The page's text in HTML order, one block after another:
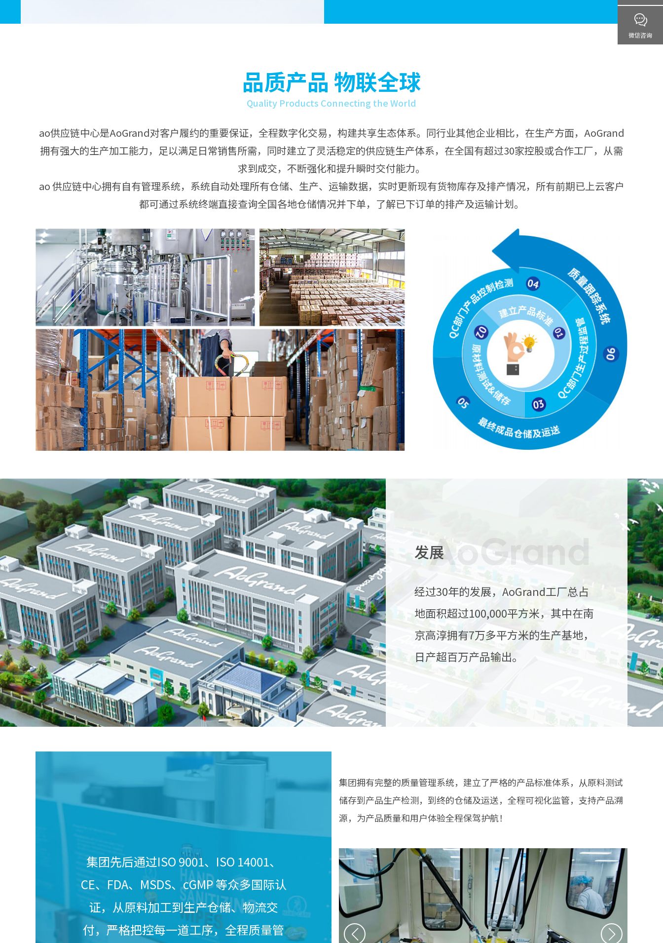
品质产品 物联全球
Quality Products Connecting the World
ao供应链中心是AoGrand对客户履约的重要保证，全程数字化交易，构建共享生态体系。同行业其他企业相比，在生产方面，AoGrand
拥有强大的生产加工能力，足以满足日常销售所需，同时建立了灵活稳定的供应链生产体系，在全国有超过30家控股或合作工厂，从需
求到成交，不断强化和提升瞬时交付能力。
ao 供应链中心拥有自有管理系统，系统自动处理所有仓储、生产、运输数据，实时更新现有货物库存及排产情况，所有前期已上云客户
都可通过系统终端直接查询全国各地仓储情况并下单，了解已下订单的排产及运输计划。
发展
经过30年的发展，AoGrand工厂总占
地面积超过100,000平方米，其中在南
京高淳拥有7万多平方米的生产基地，
日产超百万产品输出。
集团先后通过ISO 9001、ISO 14001、
CE、FDA、MSDS、cGMP 等众多国际认
证，从原料加工到生产仓储、物流交
付，严格把控每一道工序，全程质量管
集团拥有完整的质量管理系统，建立了严格的产品标准体系，从原料测试
储存到产品生产检测，到终的仓储及运送，全程可视化监管，支持产品溯
源，为产品质量和用户体验全程保驾护航！
微信咨询